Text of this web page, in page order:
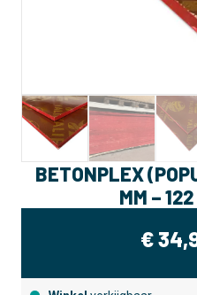
BETONPLEX
MM –
€